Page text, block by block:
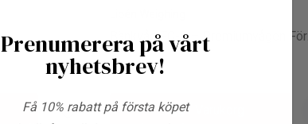
Bänkvåg FC-S – Premiumvågen För
Krävande Miljöer
3 350kr
Lägg I Varukorg
Prenumerera på vårt
nyhetsbrev!
Få 10% rabatt på första köpet